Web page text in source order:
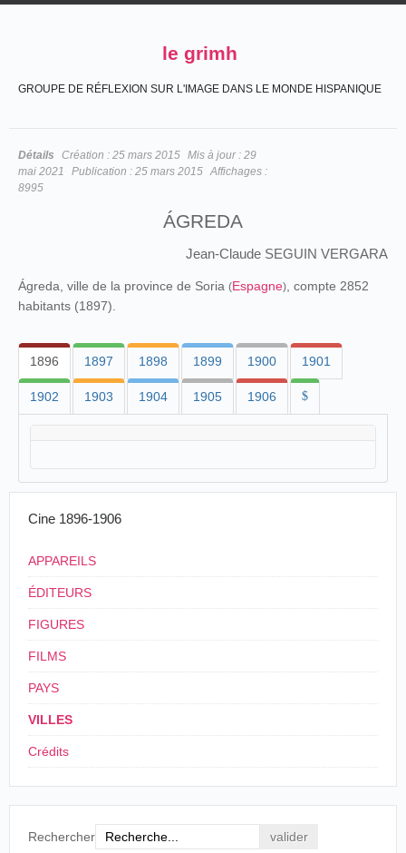
le grimh
GROUPE DE RÉFLEXION SUR L'IMAGE DANS LE MONDE HISPANIQUE
Détails Création : 25 mars 2015 Mis à jour : 29
mai 2021
Publication : 25 mars 2015 Affichages :
8995
ÁGREDA
Jean-Claude SEGUIN VERGARA
Ágreda, ville de la province de Soria (Espagne) , compte 2852
habitants (1897).
1896 1897 1898 1899 1900 1901
1902 1903 1904 1905 1906 $
Cine 1896-1906
APPAREILS
ÉDITEURS
FIGURES
FILMS
PAYS
VILLES
Crédits
Rechercher